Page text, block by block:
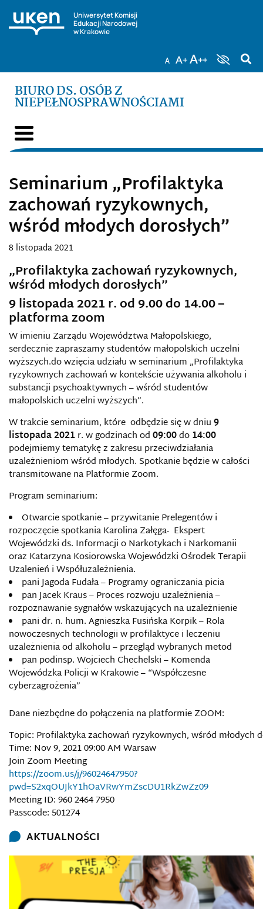
Uniwersytet Komisji
Edukacji Narodowej
w Krakowie
BIURO DS. OSÓB Z
NIEPEŁNOSPRAWNOŚCIAMI
Seminarium „Profilaktyka
zachowań ryzykownych,
wśród młodych dorosłych”
8 listopada 2021
„Profilaktyka zachowań ryzykownych,
wśród młodych dorosłych”
9 listopada 2021 r. od 9.00 do 14.00 –
platforma zoom
W imieniu Zarządu Województwa Małopolskiego,
serdecznie zapraszamy studentów małopolskich uczelni
wyższych.do wzięcia udziału w seminarium „Profilaktyka
ryzykownych zachowań w kontekście używania alkoholu i
substancji psychoaktywnych – wśród studentów
małopolskich uczelni wyższych”.
W trakcie seminarium, które odbędzie się w dniu9
listopada 2021r. w godzinach od09:00do14:00
podejmiemy tematykę z zakresu przeciwdziałania
uzależnieniom wśród młodych. Spotkanie będzie w całości
transmitowane na Platformie Zoom.
Program seminarium:
Otwarcie spotkanie – przywitanie Prelegentów i
rozpoczęcie spotkania Karolina Załęga- Ekspert
Wojewódzki ds. Informacji o Narkotykach i Narkomanii
oraz Katarzyna Kosiorowska Wojewódzki Ośrodek Terapii
Uzalenień i Współuzależnienia.
pani Jagoda Fudała – Programy ograniczania picia
pan Jacek Kraus – Proces rozwoju uzależnienia –
rozpoznawanie sygnałów wskazujących na uzależnienie
pani dr. n. hum. Agnieszka Fusińska Korpik – Rola
nowoczesnych technologii w profilaktyce i leczeniu
uzależnienia od alkoholu – przegląd wybranych metod
pan podinsp. Wojciech Chechelski – Komenda
Wojewódzka Policji w Krakowie – “Współczesne
cyberzagrożenia”
Dane niezbędne do połączenia na platformie ZOOM:
Topic: Profilaktyka zachowań ryzykownych, wśród młodych
Time: Nov 9, 2021 09:00 AM Warsaw
Join Zoom Meeting
https://zoom.us/j/96024647950?
pwd=S2xqOUJkY1hOaVRwYmZscDU1RkZwZz09
Meeting ID: 960 2464 7950
Passcode: 501274
AKTUALNOŚCI